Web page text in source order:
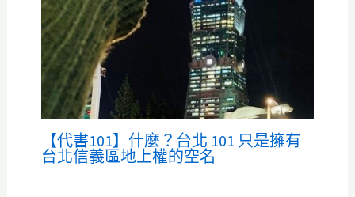
【代書101】什麼？台北 101 只是擁有
台北信義區地上權的空名